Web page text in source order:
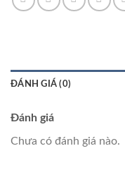
ĐÁNH GIÁ (0)
Đánh giá
Chưa có đánh giá nào.